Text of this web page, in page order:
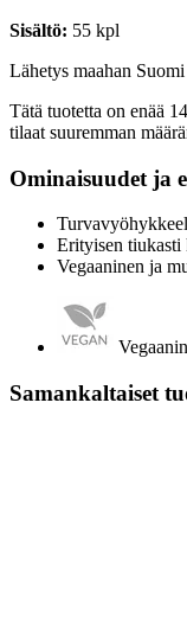
Sisältö: 55 kpl
Lähetys maahan
Tätä tuotetta on enää
tilaat suuremman
Ominaisuudet ja
Erityisen tiukasti
Vegaaninen ja
Samankaltaiset